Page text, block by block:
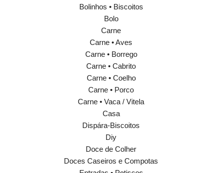
Bolinhos • Biscoitos
Bolo
Carne
Carne • Aves
Carne • Borrego
Carne • Cabrito
Carne • Coelho
Carne • Porco
Carne • Vaca / Vitela
Casa
Dispára-Biscoitos
Diy
Doce de Colher
Doces Caseiros e Compotas